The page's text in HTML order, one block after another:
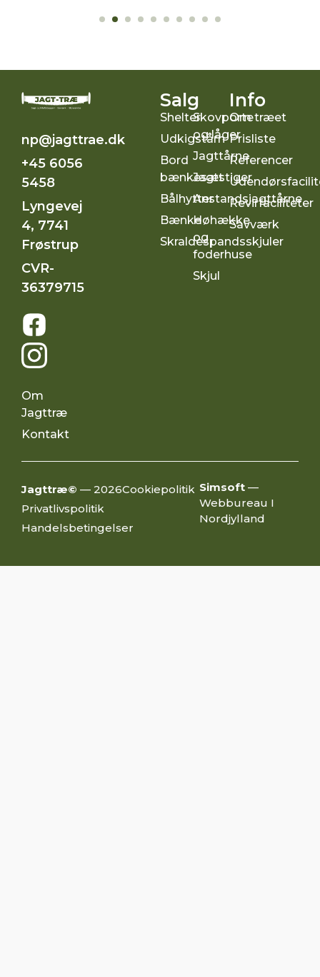
np@jagttrae.dk
+45 6056
5458
Lyngevej
4, 7741
Frøstrup
CVR-
36379715
Om
Jagttræ
Kontakt
Salg
Shelter
Udkigstårn
Bord
bænkesæt
Bålhytter
Bænke
Skraldespandsskjuler
Skovporte
og låger
Jagttårne
Jagtstiger
Anstandsjagttårne
Høhække
og
foderhuse
Skjul
Info
Om træet
Prisliste
Referencer
Revirfaciliteter
Savværk
Jagttræ© — 2026Cookiepolitik
Privatlivspolitik
Handelsbetingelser
Simsoft —
Webbureau I
Nordjylland